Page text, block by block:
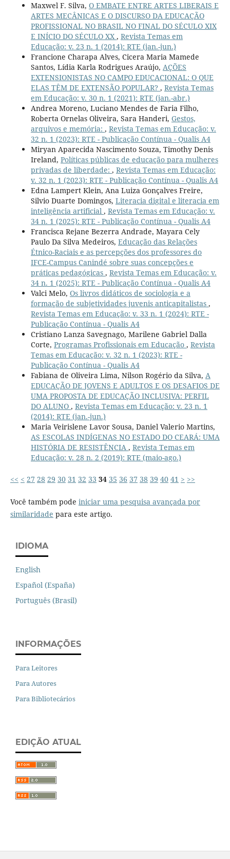
Maxwel F. Silva, O EMBATE ENTRE ARTES LIBERAIS E
ARTES MECÂNICAS E O DISCURSO DA EDUCAÇÃO
PROFISSIONAL NO BRASIL NO FINAL DO SÉCULO XIX
E INÍCIO DO SÉCULO XX , Revista Temas em
Educação: v. 23 n. 1 (2014): RTE (jan.-jun.)
Francione Charapa Alves, Cicera Maria Mamede
Santos, Lídia Karla Rodrigues Araújo, AÇÕES
EXTENSIONISTAS NO CAMPO EDUCACIONAL: O QUE
ELAS TÊM DE EXTENSÃO POPULAR? , Revista Temas
em Educação: v. 30 n. 1 (2021): RTE (jan.-abr.)
Andrea Moreno, Luciano Mendes de Faria Filho,
Roberta Ornelas Oliveira, Sara Handeri, Gestos,
arquivos e memória: , Revista Temas em Educação: v.
32 n. 1 (2023): RTE - Publicação Contínua - Qualis A4
Miryan Aparecida Nascimento Souza, Timothy Denis
Ireland, Políticas públicas de educação para mulheres
privadas de liberdade: , Revista Temas em Educação:
v. 32 n. 1 (2023): RTE - Publicação Contínua - Qualis A4
Edna Lampert Klein, Ana Luiza Gonçalves Freire,
Silvio Duarte Domingos, Literacia digital e literacia em
inteligência artificial , Revista Temas em Educação: v.
34 n. 1 (2025): RTE - Publicação Contínua - Qualis A4
Francisca Rejane Bezerra Andrade, Mayara Cely
Paulo Da Silva Medeiros, Educação das Relações
Étnico-Raciais e as percepções dos professores do
IFCE-Campus Canindé sobre suas concepções e
práticas pedagógicas , Revista Temas em Educação: v.
34 n. 1 (2025): RTE - Publicação Contínua - Qualis A4
Valci Melo, Os livros didáticos de sociologia e a
formação de subjetividades juvenis anticapitalistas ,
Revista Temas em Educação: v. 33 n. 1 (2024): RTE -
Publicação Contínua - Qualis A4
Cristiano Lanza Savegnago, Marilene Gabriel Dalla
Corte, Programas Profissionais em Educação , Revista
Temas em Educação: v. 32 n. 1 (2023): RTE -
Publicação Contínua - Qualis A4
Fabiana de Oliveira Lima, Nilson Rogério da Silva, A
EDUCAÇÃO DE JOVENS E ADULTOS E OS DESAFIOS DE
UMA PROPOSTA DE EDUCAÇÃO INCLUSIVA: PERFIL
DO ALUNO , Revista Temas em Educação: v. 23 n. 1
(2014): RTE (jan.-jun.)
Maria Veirislene Lavor Sousa, Daniel Valerio Martins,
AS ESCOLAS INDÍGENAS NO ESTADO DO CEARÁ: UMA
HISTÓRIA DE RESISTÊNCIA , Revista Temas em
Educação: v. 28 n. 2 (2019): RTE (maio-ago.)
<< < 27 28 29 30 31 32 33 34 35 36 37 38 39 40 41 > >>
Você também pode iniciar uma pesquisa avançada por
similaridade para este artigo.
IDIOMA
English
Español (España)
Português (Brasil)
INFORMAÇÕES
Para Leitores
Para Autores
Para Bibliotecários
EDIÇÃO ATUAL